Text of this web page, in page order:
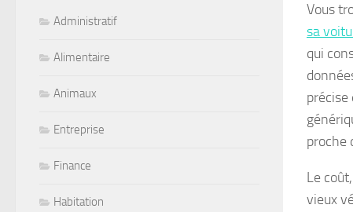
Vous
sa
qui
précise
proche
Le
vieux
Administratif
Alimentaire
Animaux
Entreprise
Finance
Habitation